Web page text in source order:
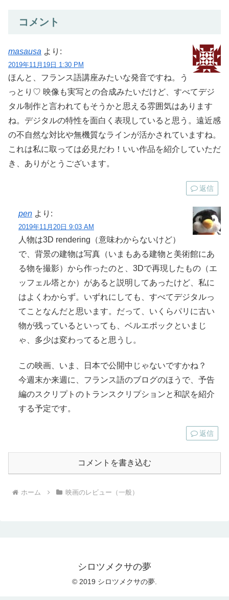
コメント
masausa より:
2019年11月19日 1:30 PM
ほんと、フランス語講座みたいな発音ですね。う
っとり♡ 映像も実写との合成みたいだけど、すべてデジ
タル制作と言われてもそうかと思える雰囲気はあります
ね。デジタルの特性を面白く表現していると思う。遠近感
の不自然な対比や無機質なラインが活かされていますね。
これは私に取っては必見だわ！いい作品を紹介していただ
き、ありがとうございます。
返信
pen より:
2019年11月20日 9:03 AM
人物は3D rendering（意味わからないけど）
で、背景の建物は写真（いまもある建物と美術館にあ
る物を撮影）から作ったのと、3Dで再現したもの（エ
ッフェル塔とか）があると説明してあったけど、私に
はよくわからず。いずれにしても、すべてデジタルっ
てことなんだと思います。だって、いくらパリに古い
物が残っているといっても、ベルエポックといまじ
ゃ、多少は変わってると思うし。
この映画、いま、日本で公開中じゃないですかね？
今週末か来週に、フランス語のブログのほうで、予告
編のスクリプトのトランスクリプションと和訳を紹介
する予定です。
返信
コメントを書き込む
ホーム 映画のレビュー（一般）
シロツメクサの夢
© 2019 シロツメクサの夢.